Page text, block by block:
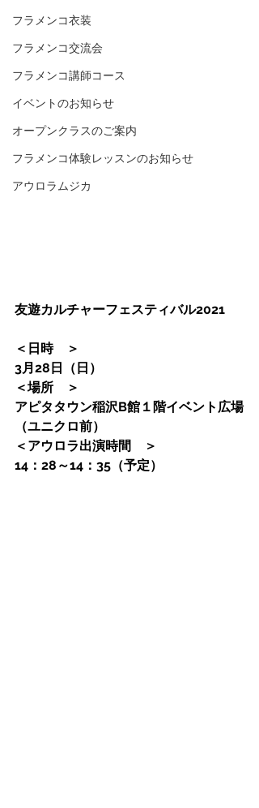
フラメンコ衣装
フラメンコ交流会
フラメンコ講師コース
イベントのお知らせ
オープンクラスのご案内
フラメンコ体験レッスンのお知らせ
アウロラムジカ
友遊カルチャーフェスティバル2021
＜日時　＞
3月28日（日）
＜場所　＞
アピタタウン稲沢B館１階イベント広場
（ユニクロ前）
＜アウロラ出演時間　＞
14：28～14：35（予定）